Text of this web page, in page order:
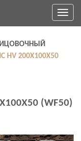
Toggle
HV 200Х100Х50
(WF50)